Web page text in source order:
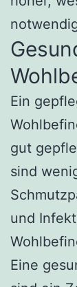
Ein
gut
sind
und
Eine